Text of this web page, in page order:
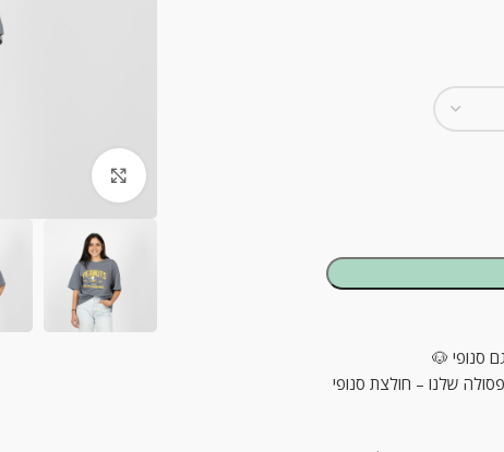
סנופי 🐶
שלנו – חולצת סנופי